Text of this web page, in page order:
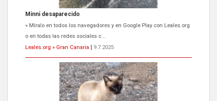
Siami Perdida
Se llama Siami,es hembra de 4 años,esterilizada con marca de
oreja,cariñosa,mimosa pero miedosa,e...
Leales.org » Gran Canaria
9.7.2025